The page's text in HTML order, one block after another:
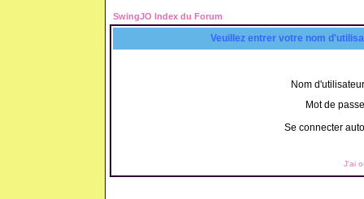
SwingJO Index du Forum
Veuillez entrer votre nom
Nom
Mot de
Se connecter
J'ai